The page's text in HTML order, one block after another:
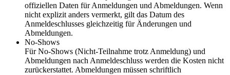
offiziellen Daten für Anmeldungen und Abmeldungen. Wenn
nicht explizit anders vermerkt, gilt das Datum des
Anmeldeschlusses gleichzeitig für Änderungen und
Abmeldungen.
No-Shows
Für No-Shows (Nicht-Teilnahme trotz Anmeldung) und
Abmeldungen nach Anmeldeschluss werden die Kosten nicht
zurückerstattet. Abmeldungen müssen schriftlich